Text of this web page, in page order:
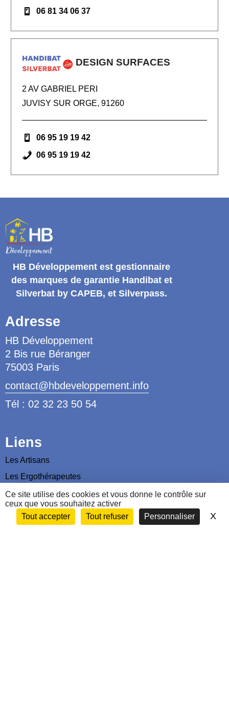
Ce site utilise des cookies et vous donne le contrôle sur
ceux que vous souhaitez activer
Tout accepter
Tout refuser Personnaliser X
06 81 34 06 37
DESIGN SURFACES
2 AV GABRIEL PERI
JUVISY SUR ORGE, 91260
06 95 19 19 42
06 95 19 19 42
HB Développement est gestionnaire
des marques de garantie Handibat et
Silverbat by CAPEB, et Silverpass.
Adresse
HB Développement
2 Bis rue Béranger
75003 Paris
contact@hbdeveloppement.info
Tél : 02 32 23 50 54
Liens
Les Artisans
Les Ergothérapeutes
Nous contacter